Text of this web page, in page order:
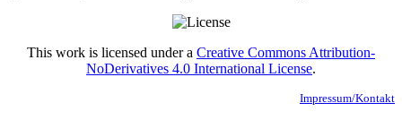
This work is licensed under a Creative Commons Attribution-
NoDerivatives 4.0 International License.
Impressum/Kontakt